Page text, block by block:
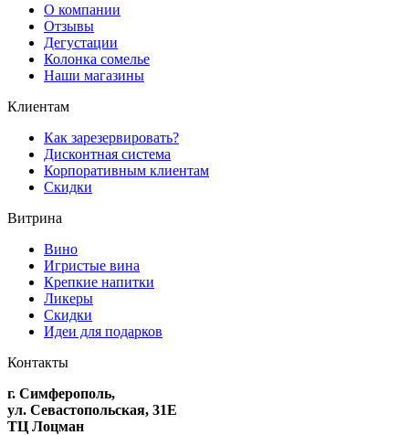
О компании
Отзывы
Дегустации
Колонка сомелье
Наши магазины
Клиентам
Как зарезервировать?
Дисконтная система
Корпоративным клиентам
Скидки
Витрина
Вино
Игристые вина
Крепкие напитки
Ликеры
Скидки
Идеи для подарков
Контакты
г. Симферополь,
ул. Севастопольская, 31Е
ТЦ Лоцман